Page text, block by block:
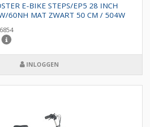
E-BIKE STEPS/EP5 28 INCH
60NH MAT ZWART 50 CM / 504W
INLOGGEN